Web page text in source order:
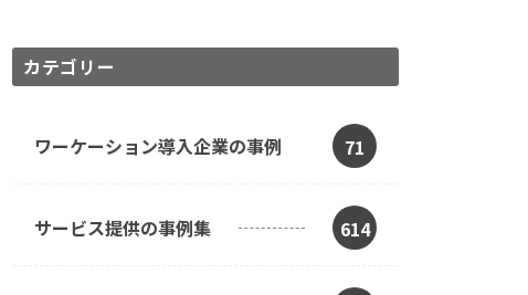
カテゴリー
ワーケーション導入企業の事例 71
サービス提供の事例集 614